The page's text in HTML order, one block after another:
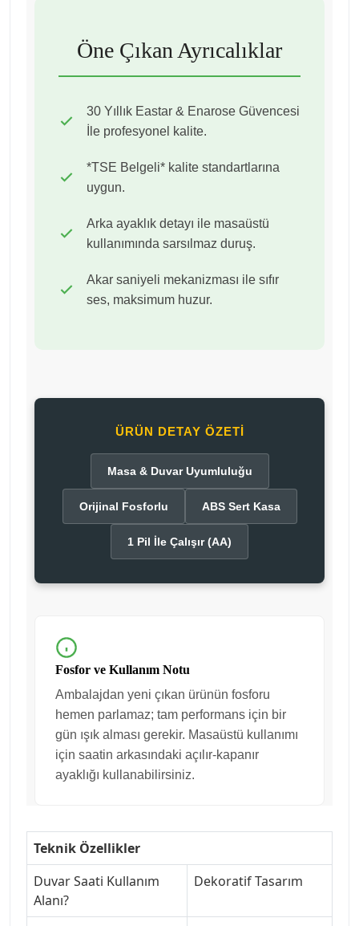
Öne Çıkan Ayrıcalıklar
30 Yıllık Eastar & Enarose Güvencesi
İle profesyonel kalite.
*TSE Belgeli* kalite standartlarına
uygun.
Arka ayaklık detayı ile masaüstü
kullanımında sarsılmaz duruş.
Akar saniyeli mekanizması ile sıfır
ses, maksimum huzur.
ÜRÜN DETAY ÖZETI
Masa & Duvar Uyumluluğu
Orijinal Fosforlu ABS Sert Kasa
1 Pil İle Çalışır (AA)
Fosfor ve Kullanım Notu
Ambalajdan yeni çıkan ürünün fosforu
hemen parlamaz; tam performans için bir
gün ışık alması gerekir. Masaüstü kullanımı
için saatin arkasındaki açılır-kapanır
ayaklığı kullanabilirsiniz.
Teknik Özellikler
Duvar Saati Kullanım
Alanı?
Dekoratif Tasarım